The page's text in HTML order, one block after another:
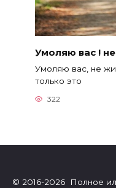
Умоляю вас !
Умоляю вас, не
только это
322
© 2016-2026 Полное